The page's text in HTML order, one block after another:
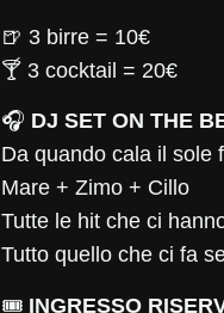
🍺 3 birre = 10€
🍸 3 cocktail = 20€
🎧 DJ SET ON THE
Da quando cala il sole
Mare + Zimo + Cillo
Tutte le hit che ci
Tutto quello che ci fa
🎟 INGRESSO